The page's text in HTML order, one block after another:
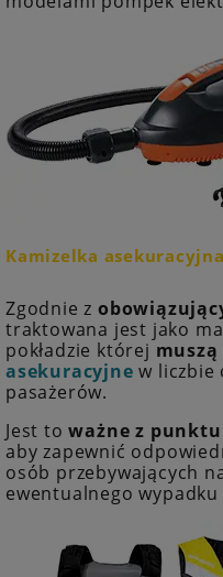
Kamizelka asekuracyjna
Zgodnie z
traktowana jest jako
pokładzie której
asekuracyjne w liczbie
pasażerów.
Jest toważne z
aby zapewnić
osób przebywających
ewentualnego